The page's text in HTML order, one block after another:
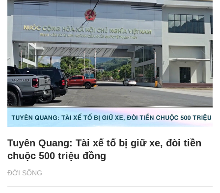
ĐỜI SỐNG
Tuyên Quang: Tài xế tố bị giữ xe, đòi tiền
chuộc 500 triệu đồng